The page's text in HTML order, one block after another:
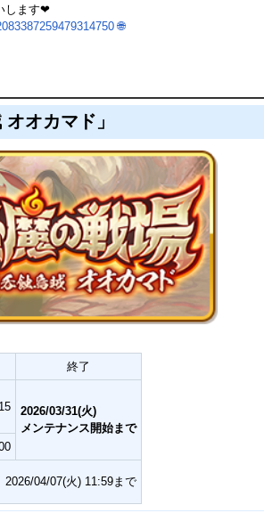
します❤
🌐
オカマド」
終了
2026/03/31(火)
メンテナンス開始まで
2026/04/07(火) 11:59まで